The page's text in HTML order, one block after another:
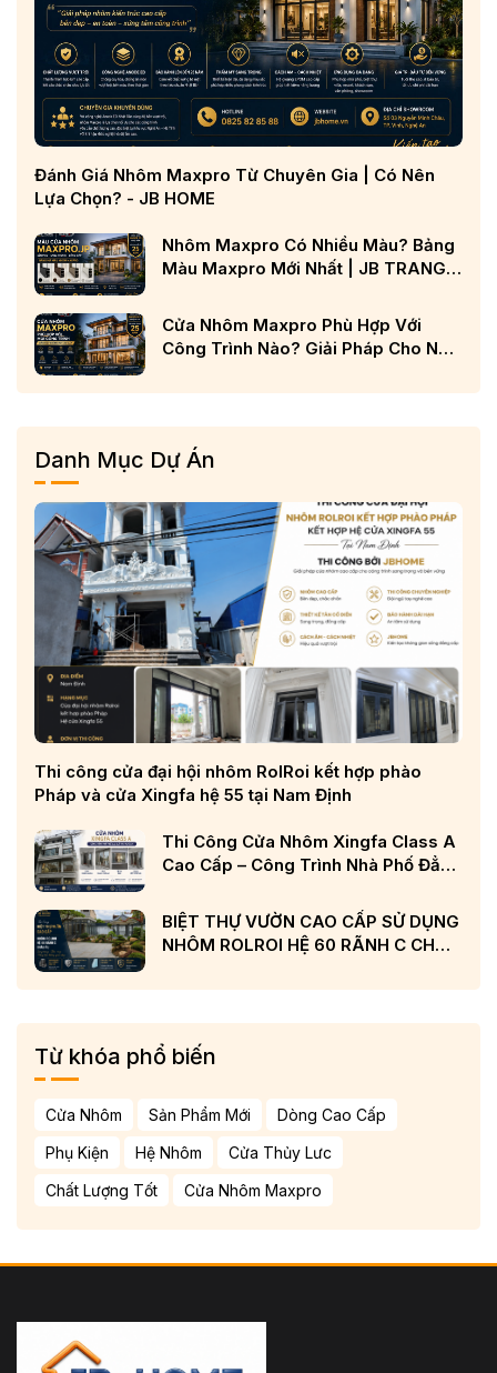
Đánh Giá Nhôm Maxpro Từ Chuyên Gia | Có Nên
Lựa Chọn? - JB HOME
Nhôm Maxpro Có Nhiều Màu? Bảng
Màu Maxpro Mới Nhất | JB TRANG
Cửa Nhôm Maxpro Phù Hợp Với
Công Trình Nào? Giải Pháp Cho Nhà
Cấp
Danh Mục Dự Án
Thi công cửa đại hội nhôm RolRoi kết hợp phào
Pháp và cửa Xingfa hệ 55 tại Nam Định
Thi Công Cửa Nhôm Xingfa Class A
Cao Cấp – Công Trình Nhà Phố Đẳng
BIỆT THỰ VƯỜN CAO CẤP SỬ DỤNG
NHÔM ROLROI HỆ 60 RÃNH C CHÂU
Từ khóa phổ biến
Cửa Nhôm Sản Phẩm Mới
Dòng Cao Cấp
Phụ Kiện
Hệ Nhôm
Cửa Thủy Lưc
Chất Lượng Tốt
Cửa Nhôm Maxpro